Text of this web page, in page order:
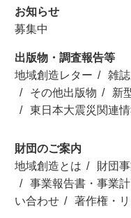
お知らせ
募集中
出版物・調査報告等
地域創造レター
雑
その他出版物
新
東日本大震災関連情
財団のご案内
地域創造とは
財団
事業報告書・事業
い合わせ
著作権・